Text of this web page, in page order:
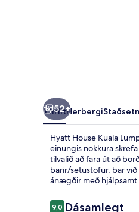
52+
YfirlitHerbergi
Hyatt House Kuala
einungis nokkura
tilvalið að fara út að
barir/setustofur, bar
ánægðir með hjálpsamt
Umsagnir
9,0 Dásamlegt